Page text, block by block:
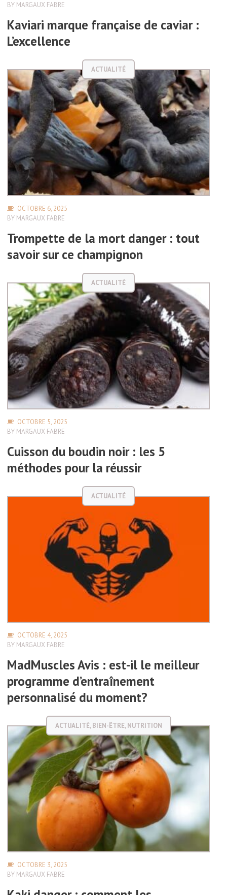
BY MARGAUX FABRE
Kaviari marque française de caviar :
L’excellence
ACTUALITÉ
OCTOBRE 6, 2025
BY MARGAUX FABRE
Trompette de la mort danger : tout
savoir sur ce champignon
ACTUALITÉ
OCTOBRE 5, 2025
BY MARGAUX FABRE
Cuisson du boudin noir : les 5
méthodes pour la réussir
ACTUALITÉ
OCTOBRE 4, 2025
BY MARGAUX FABRE
MadMuscles Avis : est-il le meilleur
programme d’entraînement
personnalisé du moment?
ACTUALITÉ,BIEN-ÊTRE,NUTRITION
OCTOBRE 3, 2025
BY MARGAUX FABRE